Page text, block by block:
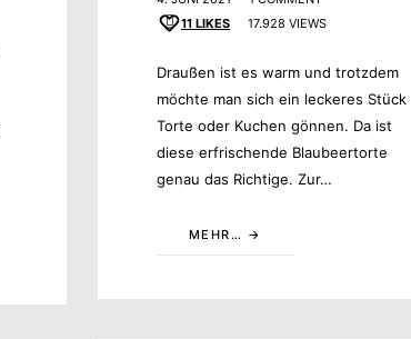
11 LIKES 17.928 VIEWS
Draußen ist es warm und trotzdem
möchte man sich ein leckeres Stück
Torte oder Kuchen gönnen. Da ist
diese erfrischende Blaubeertorte
genau das Richtige. Zur…
MEHR…